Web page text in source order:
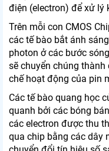
điện (electron) để xử lý
Trên mỗi con CMOS
các tế bào bắt ánh
photon ở các bước
sẽ chuyển chúng
chế hoạt động của pin
Các tế bào quang học
quanh bởi các bóng
các electron được thu
qua chip bằng các dây